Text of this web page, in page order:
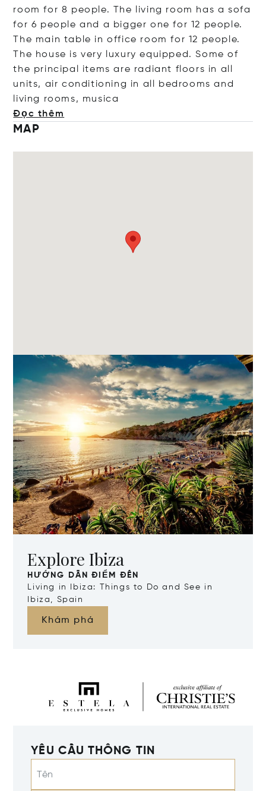
room for 8 people. The living room has a sofa
for 6 people and a bigger one for 12 people.
The main table in office room for 12 people.
The house is very luxury equipped. Some of
the principal items are radiant floors in all
units, air conditioning in all bedrooms and
living rooms, musica
Đọc thêm
MAP
Explore Ibiza
HƯỚNG DẪN ĐIỂM ĐẾN
Living in Ibiza: Things to Do and See in
Ibiza, Spain
Khám phá
YÊU CẦU THÔNG TIN
Tên